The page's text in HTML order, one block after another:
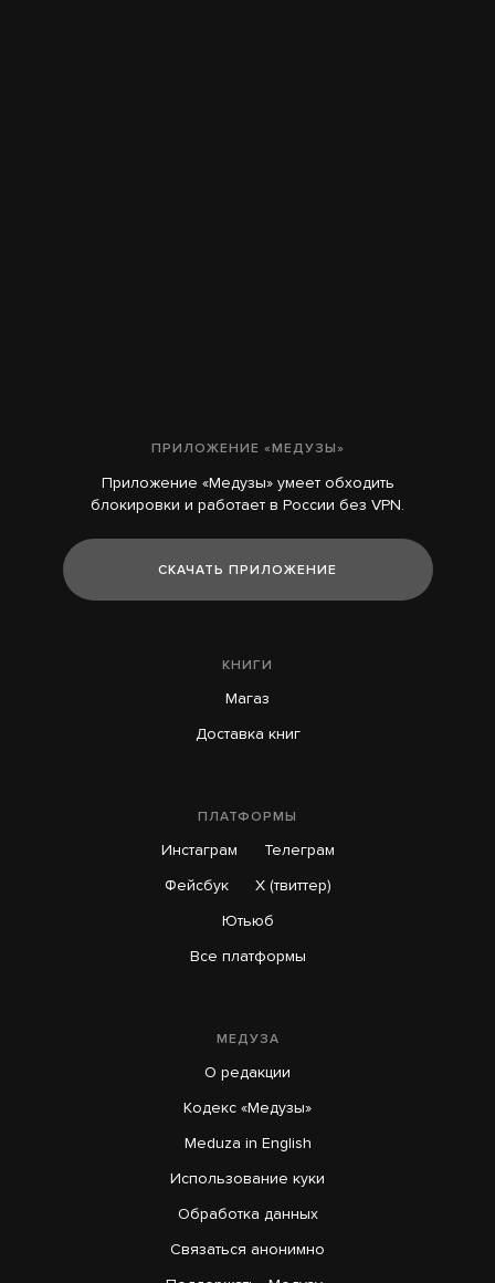
ПРИЛОЖЕНИЕ «МЕДУЗЫ»
Приложение «Медузы» умеет обходить
блокировки и работает в России без VPN.
СКАЧАТЬ ПРИЛОЖЕНИЕ
КНИГИ
Магаз
Доставка книг
ПЛАТФОРМЫ
Инстаграм
Телеграм
Фейсбук
X (твиттер)
Ютьюб
Все платформы
МЕДУЗА
О редакции
Кодекс «Медузы»
Meduza in English
Использование куки
Обработка данных
Связаться анонимно